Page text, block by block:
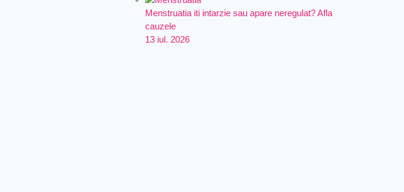
Menstruatia iti intarzie sau apare neregulat? Afla
cauzele
13 iul. 2026